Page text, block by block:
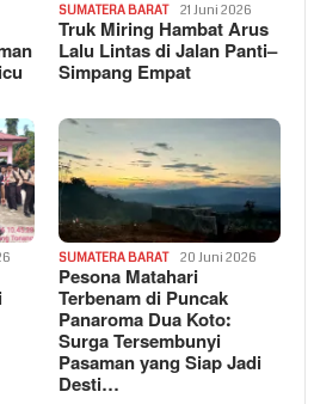
SUMATERA BARAT 21 Juni 2026
Truk Miring Hambat Arus
Lalu Lintas di Jalan Panti–
Simpang Empat
SUMATERA BARAT 20 Juni 2026
Pesona Matahari
Terbenam di Puncak
Panaroma Dua Koto:
Surga Tersembunyi
Pasaman yang Siap Jadi
Desti…